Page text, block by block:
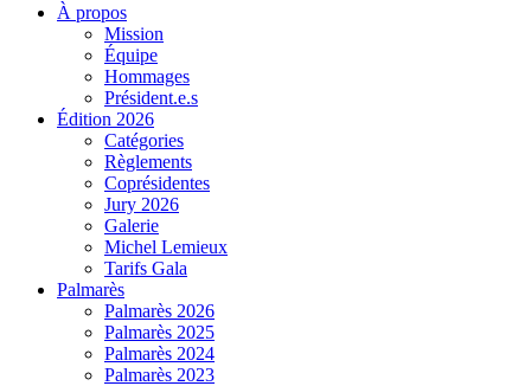
À propos
Mission
Équipe
Hommages
Président.e.s
Édition 2026
Catégories
Règlements
Coprésidentes
Jury 2026
Galerie
Michel Lemieux
Tarifs Gala
Palmarès
Palmarès 2026
Palmarès 2025
Palmarès 2024
Palmarès 2023